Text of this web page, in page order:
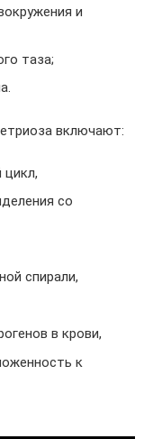
и
таза;
включают:
цикл,
со
спирали,
в крови,
к